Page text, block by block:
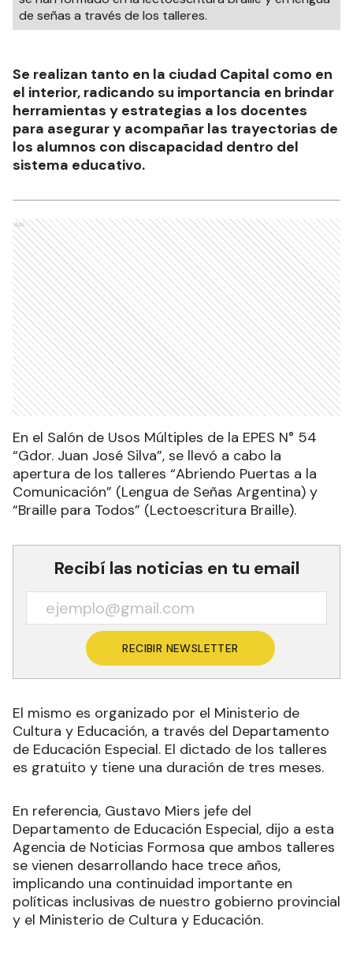
de señas a través de los talleres.
Se realizan tanto en la ciudad Capital como en
el interior, radicando su importancia en brindar
herramientas y estrategias a los docentes
para asegurar y acompañar las trayectorias de
los alumnos con discapacidad dentro del
sistema educativo.
Ads
En el Salón de Usos Múltiples de la EPES N° 54
“Gdor. Juan José Silva”, se llevó a cabo la
apertura de los talleres “Abriendo Puertas a la
Comunicación” (Lengua de Señas Argentina) y
“Braille para Todos” (Lectoescritura Braille).
Recibí las noticias en tu email
RECIBIR NEWSLETTER
El mismo es organizado por el Ministerio de
Cultura y Educación, a través del Departamento
de Educación Especial. El dictado de los talleres
es gratuito y tiene una duración de tres meses.
En referencia, Gustavo Miers jefe del
Departamento de Educación Especial, dijo a esta
Agencia de Noticias Formosa que ambos talleres
se vienen desarrollando hace trece años,
implicando una continuidad importante en
políticas inclusivas de nuestro gobierno provincial
y el Ministerio de Cultura y Educación.